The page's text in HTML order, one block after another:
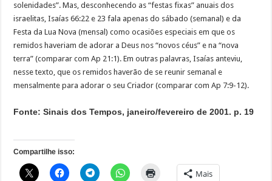
solenidades”. Mas, desconhecendo as “festas fixas” anuais dos
israelitas, Isaías 66:22 e 23 fala apenas do sábado (semanal) e da
Festa da Lua Nova (mensal) como ocasiões especiais em que os
remidos haveriam de adorar a Deus nos “novos céus” e na “nova
terra” (comparar com Ap 21:1). Em outras palavras, Isaías anteviu,
nesse texto, que os remidos haverão de se reunir semanal e
mensalmente para adorar o seu Criador (comparar com Ap 7:9-12).
Fonte: Sinais dos Tempos, janeiro/fevereiro de 2001. p. 19
Compartilhe isso:
Mais